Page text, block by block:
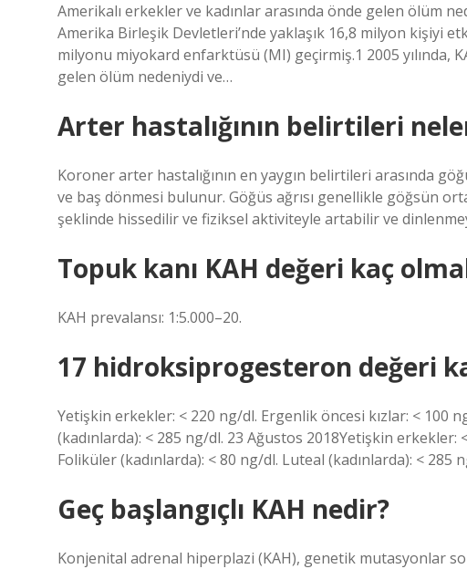
Amerikalı erkekler ve kadınlar arasında önde gelen ölüm
Amerika Birleşik Devletleri’nde yaklaşık 16,8 milyon kişiyi
milyonu miyokard enfarktüsü (MI) geçirmiş.1 2005 yılında,
gelen ölüm nedeniydi ve…
Arter hastalığının belirtileri
Koroner arter hastalığının en yaygın belirtileri arasında
ve baş dönmesi bulunur. Göğüs ağrısı genellikle göğsün
şeklinde hissedilir ve fiziksel aktiviteyle artabilir ve
Topuk kanı KAH değeri kaç
KAH prevalansı: 1:5.000–20.
17 hidroksiprogesteron değeri
Yetişkin erkekler: < 220 ng/dl. Ergenlik öncesi kızlar: < 100
(kadınlarda): < 285 ng/dl. 23 Ağustos 2018Yetişkin erkekler:
Foliküler (kadınlarda): < 80 ng/dl. Luteal (kadınlarda): < 285
Geç başlangıçlı KAH nedir?
Konjenital adrenal hiperplazi (KAH), genetik mutasyonlar